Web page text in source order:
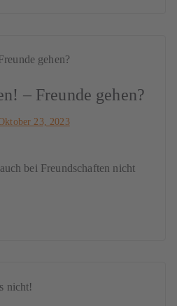
– Freunde gehen?
23, 2023
bei Freundschaften nicht